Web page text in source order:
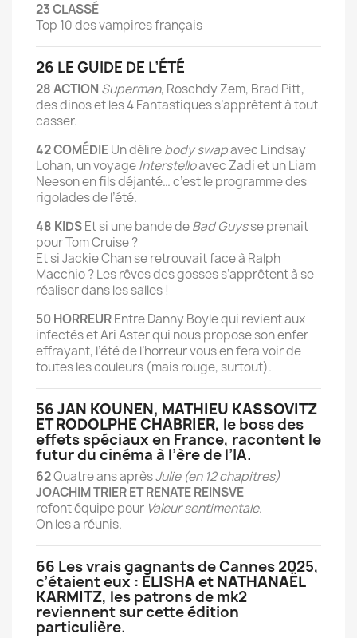
23 CLASSÉ
Top 10 des vampires français
26 LE GUIDE DE L’ÉTÉ
28 ACTION Superman, Roschdy Zem, Brad Pitt,
des dinos et les 4 Fantastiques s’apprêtent à tout
casser.
42 COMÉDIEUn délirebody swapavec Lindsay
Lohan, un voyageInterstelloavec Zadi et un Liam
Neeson en fils déjanté… c’est le programme des
rigolades de l’été.
48 KIDSEt si une bande deBad Guysse prenait
pour Tom Cruise ?
Et si Jackie Chan se retrouvait face à Ralph
Macchio ? Les rêves des gosses s’apprêtent à se
réaliser dans les salles !
50 HORREUREntre Danny Boyle qui revient aux
infectés et Ari Aster qui nous propose son enfer
effrayant, l’été de l’horreur vous en fera voir de
toutes les couleurs (mais rouge, surtout).
56 JAN KOUNEN, MATHIEU KASSOVITZ
ET RODOLPHE CHABRIER, le boss des
effets spéciaux en France, racontent le
futur du cinéma à l’ère de l’IA.
62Quatre ans aprèsJulie (en 12 chapitres)
JOACHIM TRIER ET RENATE REINSVE
refont équipe pour Valeur sentimentale.
On les a réunis.
66 Les vrais gagnants de Cannes 2025,
c’étaient eux : ELISHA et NATHANAËL
KARMITZ, les patrons de mk2
reviennent sur cette édition
particulière.